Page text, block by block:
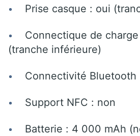
Prise casque : oui
Connectique de charge
(tranche inférieure)
Connectivité Bluetooth
Support NFC : non
Batterie : 4 000 mAh